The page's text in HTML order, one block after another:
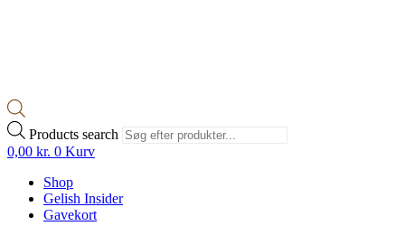
Products search
0,00 kr. 0 Kurv
Shop
Gelish Insider
Gavekort